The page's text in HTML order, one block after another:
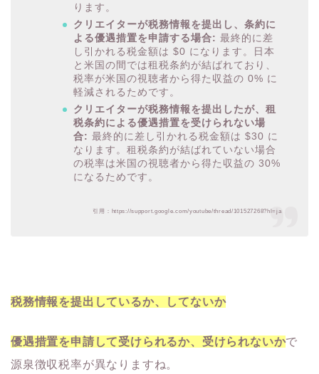
ります。
クリエイターが税務情報を提出し、条約に
よる優遇措置を申請する場合:最終的に差
し引かれる税金額は $0 になります。日本
と米国の間では租税条約が結ばれており、
税率が米国の視聴者から得た収益の 0% に
軽減されるためです。
クリエイターが税務情報を提出したが、租
税条約による優遇措置を受けられない場
合: 最終的に差し引かれる税金額は $30 に
なります。租税条約が結ばれていない場合
の税率は米国の視聴者から得た収益の 30%
になるためです。
引用：https://support.google.com/youtube/thread/101527268?hl=ja
税務情報を提出しているか、してないか
優遇措置を申請して受けられるか、受けられないかで
源泉徴収税率が異なりますね。